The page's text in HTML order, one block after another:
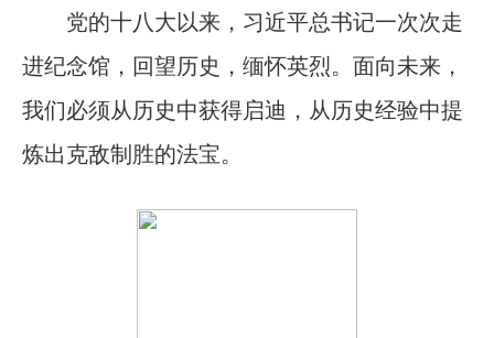
党的十八大以来，习近平总书记一次次走
进纪念馆，回望历史，缅怀英烈。面向未来，
我们必须从历史中获得启迪，从历史经验中提
炼出克敌制胜的法宝。